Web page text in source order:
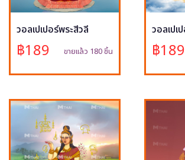
วอลเปเปอร์พระสีวลี
฿189 ขายแล้ว 180 ชิ้น
วอลเปเ
฿189